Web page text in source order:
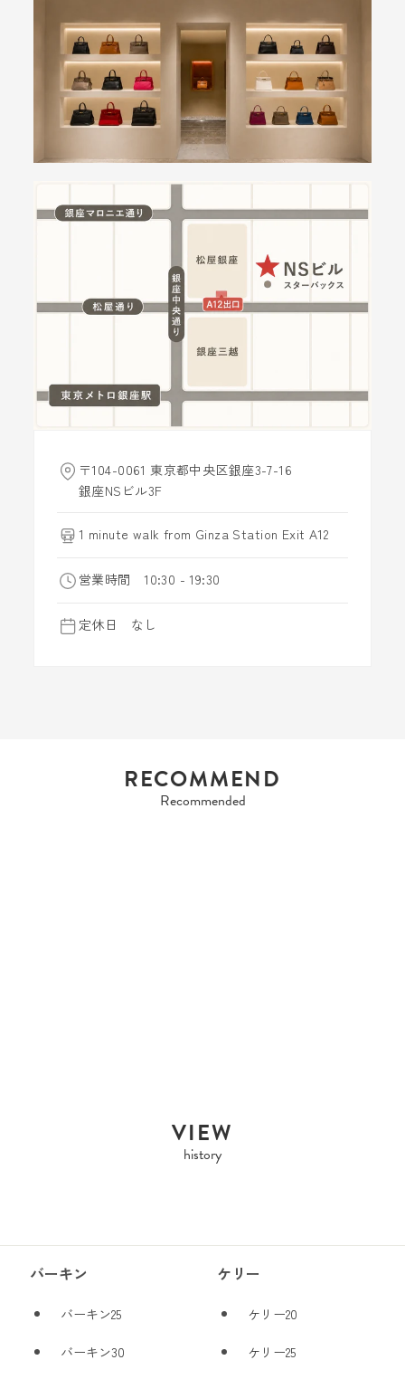
〒104-0061 東京都中央区銀座3-7-16
銀座NSビル3F
1 minute walk from Ginza Station Exit A12
営業時間 10:30 - 19:30
定休日 なし
RECOMMEND
Recommended
VIEW
history
バーキン
バーキン25
バーキン30
ケリー
ケリー20
ケリー25